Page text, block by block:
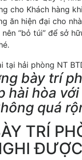
cho Khách hàng
ăn hiện đại cho
“bỏ túi” để sở
bày trí
hài hòa
quá
TRÍ